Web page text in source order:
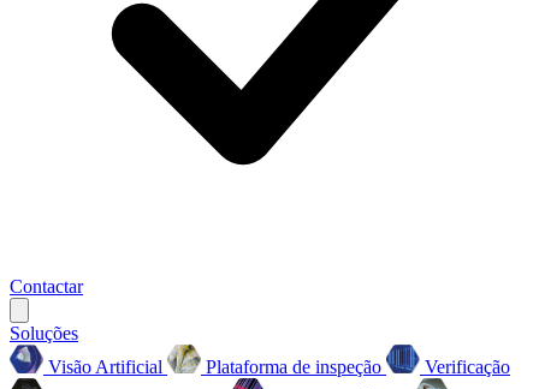
Contactar
Soluções
Visão Artificial
Plataforma de inspeção
Verificação